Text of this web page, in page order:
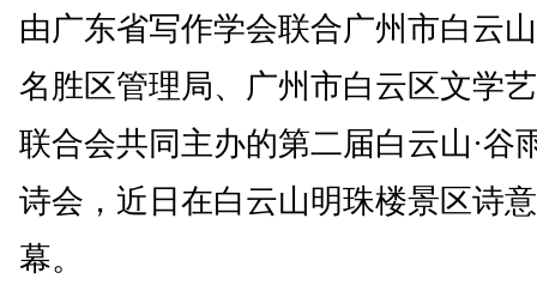
由广东省写作学会联合广州市白云
名胜区管理局、广州市白云区文学
联合会共同主办的第二届白云山·谷
诗会，近日在白云山明珠楼景区诗
幕。